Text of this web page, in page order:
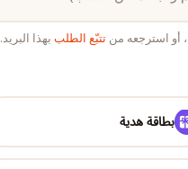
أو استرجعه منتتبّع الطلببهذا البريد.
بطاقة هدية